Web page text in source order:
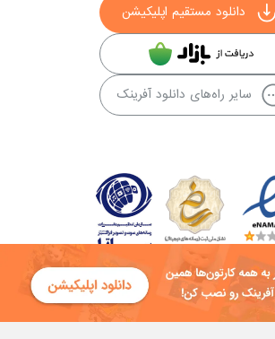
دانلود مستقیم اپلیکیشن
سایر راه‌های دانلود آفرینک
شرکت توسعه فناوی هفت آسمان توکان تعلق دارد و